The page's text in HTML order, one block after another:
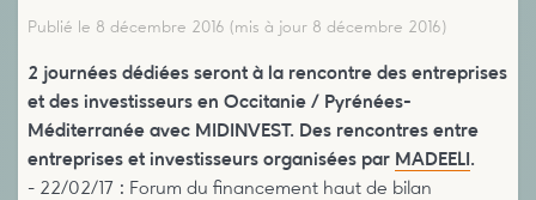
Publié le 8 décembre 2016 (mis à jour 8 décembre 2016)
2 journées dédiées seront à la rencontre des entreprises
et des investisseurs en Occitanie / Pyrénées-
Méditerranée avec MIDINVEST. Des rencontres entre
entreprises et investisseurs organisées par MADEELI .
- 22/02/17 : Forum du financement haut de bilan